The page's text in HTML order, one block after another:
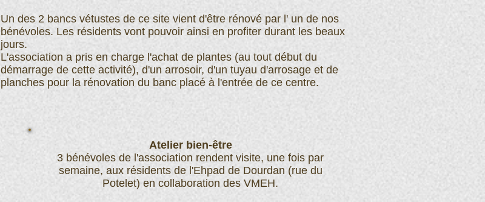
Un des 2 bancs vétustes de ce site vient d'être rénové par l' un de nos
bénévoles. Les résidents vont pouvoir ainsi en profiter durant les beaux
jours.
L'association a pris en charge l'achat de plantes (au tout début du
démarrage de cette activité), d'un arrosoir, d'un tuyau d'arrosage et de
planches pour la rénovation du banc placé à l'entrée de ce centre.
Atelier bien-être
3 bénévoles de l'association rendent visite, une fois par
semaine, aux résidents de l'Ehpad de Dourdan (rue du
Potelet) en collaboration des VMEH.